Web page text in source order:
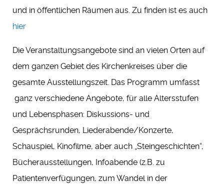
und in öffentlichen Räumen aus. Zu finden ist es auch
hier
Die Veranstaltungsangebote sind an vielen Orten auf
dem ganzen Gebiet des Kirchenkreises über die
gesamte Ausstellungszeit. Das Programm umfasst
ganz verschiedene Angebote, für alle Altersstufen
und Lebensphasen: Diskussions- und
Gesprächsrunden, Liederabende/Konzerte,
Schauspiel, Kinofilme, aber auch „Steingeschichten“,
Bücherausstellungen, Infoabende (z.B. zu
Patientenverfügungen, zum Wandel in der